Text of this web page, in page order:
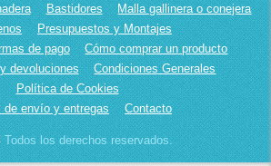
Bastidores
Malla gallinera o conejera
Presupuestos y Montajes
de pago
Cómo comprar un producto
devoluciones
Condiciones Generales
Política de Cookies
de envío y entregas
Contacto
los derechos reservados.